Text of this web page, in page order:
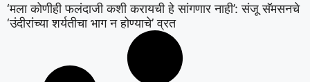
‘मला कोणीही फलंदाजी कशी करायची हे सांगणार नाही’: संजू सॅमसनचे
‘उंदीरांच्या शर्यतीचा भाग न होण्याचे’ व्रत